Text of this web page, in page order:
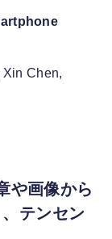
Chen,
や画像から
テンセン